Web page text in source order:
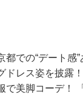
での“デート感
レス姿を披露
で美脚コーデ！